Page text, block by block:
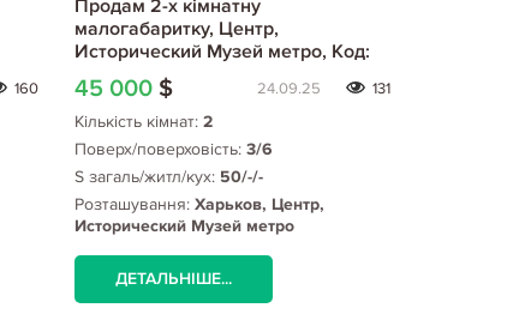
160
Продам 2-х кімнатну
малогабаритку, Центр,
Исторический Музей метро, Код:
797677/2
45 000 $ 24.09.25 131
Кількість кімнат:2
Поверх/поверховість:3/6
S загаль/житл/кух: 50/-/-
Розташування:Харьков, Центр,
Исторический Музей метро
ДЕТАЛЬНІШЕ...